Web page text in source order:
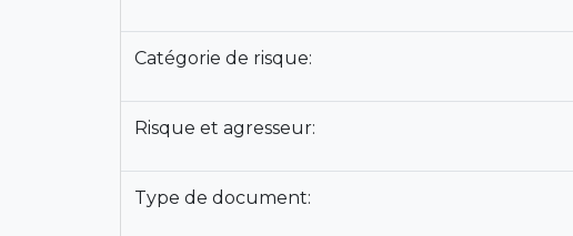
Catégorie de risque:
Risque et agresseur:
Type de document: